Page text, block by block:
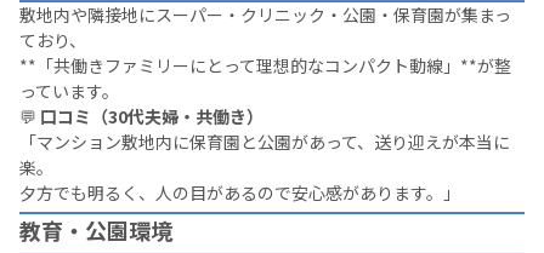
敷地内や隣接地にスーパー・クリニック・公園・保育園が集まっ
ており、
**「共働きファミリーにとって理想的なコンパクト動線」**が整
っています。
💬 口コミ（30代夫婦・共働き）
「マンション敷地内に保育園と公園があって、送り迎えが本当に
楽。
夕方でも明るく、人の目があるので安心感があります。」
教育・公園環境